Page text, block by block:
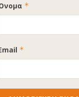
*
*